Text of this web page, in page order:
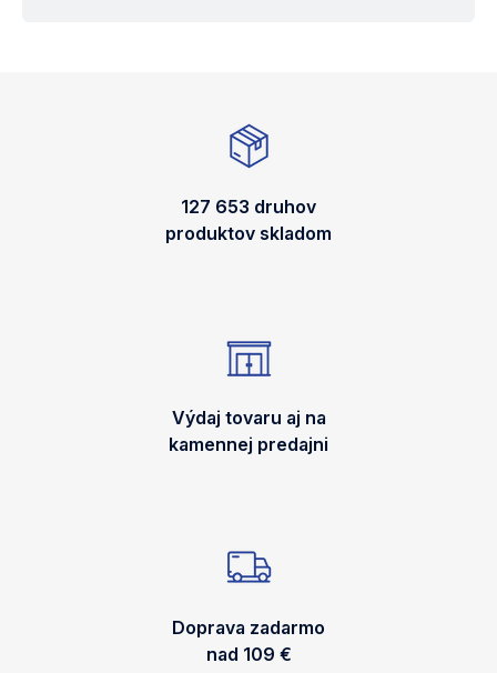
127 653 druhov
produktov skladom
Výdaj tovaru aj na
kamennej predajni
Doprava zadarmo
nad 109 €